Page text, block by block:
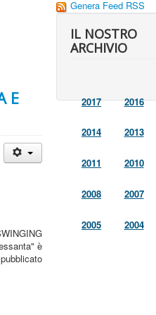
E
è
Genera Feed RSS
IL NOSTRO
ARCHIVIO
2017 2016
2014 2013
2011 2010
2008 2007
2005 2004